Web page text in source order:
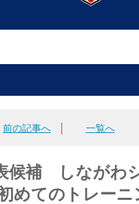
前の記事へ 一覧へ
候補 しながわ
めてのトレー